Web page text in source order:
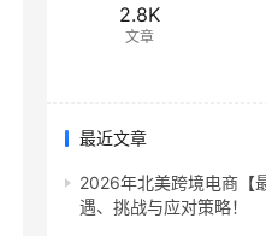
2.8K
文章
最近文章
2026年北美跨境电商【
遇、挑战与应对策略！